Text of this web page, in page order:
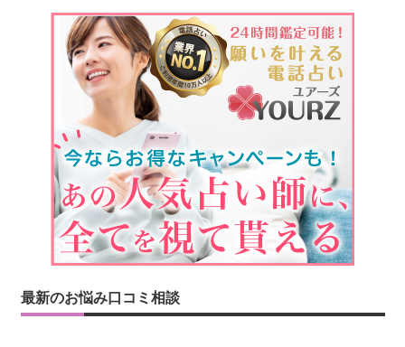
最新のお悩み口コミ相談